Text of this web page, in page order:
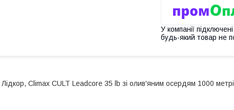
У компанії
будь-який товар не
Лідкор, Climax CULT Leadcore 35 lb зі олив'яним осердям 1000